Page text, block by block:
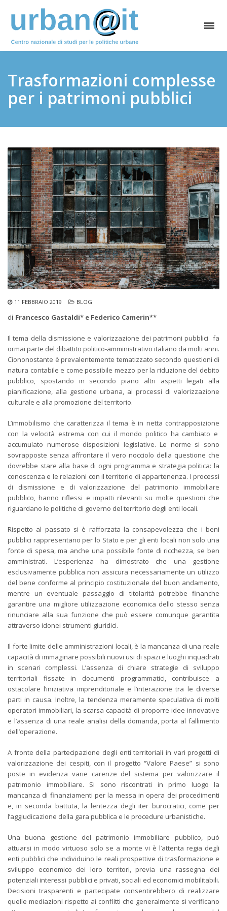
Trasformazioni complesse
per i patrimoni pubblici
11 FEBBRAIO 2019 BLOG
di Francesco Gastaldi* e Federico Camerin**
Il tema della dismissione e valorizzazione dei patrimoni pubblici fa
ormai parte del dibattito politico-amministrativo italiano da molti anni.
Ciononostante è prevalentemente tematizzato secondo questioni di
natura contabile e come possibile mezzo per la riduzione del debito
pubblico, spostando in secondo piano altri aspetti legati alla
pianificazione, alla gestione urbana, ai processi di valorizzazione
culturale e alla promozione del territorio.
L’immobilismo che caratterizza il tema è in netta contrapposizione
con la velocità estrema con cui il mondo politico ha cambiato e
accumulato numerose disposizioni legislative. Le norme si sono
sovrapposte senza affrontare il vero nocciolo della questione che
dovrebbe stare alla base di ogni programma e strategia politica: la
conoscenza e le relazioni con il territorio di appartenenza. I processi
di dismissione e di valorizzazione del patrimonio immobiliare
pubblico, hanno riflessi e impatti rilevanti su molte questioni che
riguardano le politiche di governo del territorio degli enti locali.
Rispetto al passato si è rafforzata la consapevolezza che i beni
pubblici rappresentano per lo Stato e per gli enti locali non solo una
fonte di spesa, ma anche una possibile fonte di ricchezza, se ben
amministrati. L’esperienza ha dimostrato che una gestione
esclusivamente pubblica non assicura necessariamente un utilizzo
del bene conforme al principio costituzionale del buon andamento,
mentre un eventuale passaggio di titolarità potrebbe finanche
garantire una migliore utilizzazione economica dello stesso senza
rinunciare alla sua funzione che può essere comunque garantita
attraverso idonei strumenti giuridici.
Il forte limite delle amministrazioni locali, è la mancanza di una reale
capacità di immaginare possibili nuovi usi di spazi e luoghi inquadrati
in scenari complessi. L’assenza di chiare strategie di sviluppo
territoriali fissate in documenti programmatici, contribuisce a
ostacolare l’iniziativa imprenditoriale e l’interazione tra le diverse
parti in causa. Inoltre, la tendenza meramente speculativa di molti
operatori immobiliari, la scarsa capacità di proporre idee innovative
e l’assenza di una reale analisi della domanda, porta al fallimento
dell’operazione.
A fronte della partecipazione degli enti territoriali in vari progetti di
valorizzazione dei cespiti, con il progetto “Valore Paese” si sono
poste in evidenza varie carenze del sistema per valorizzare il
patrimonio immobiliare. Si sono riscontrati in primo luogo la
mancanza di finanziamenti per la messa in opera dei procedimenti
e, in seconda battuta, la lentezza degli iter burocratici, come per
l’aggiudicazione della gara pubblica e le procedure urbanistiche.
Una buona gestione del patrimonio immobiliare pubblico, può
attuarsi in modo virtuoso solo se a monte vi è l’attenta regia degli
enti pubblici che individuino le reali prospettive di trasformazione e
sviluppo economico dei loro territori, previa una rassegna dei
potenziali interessi pubblici e privati, sociali ed economici mobilitabili.
Decisioni trasparenti e partecipate consentirebbero di realizzare
quelle mediazioni rispetto ai conflitti che generalmente si verificano